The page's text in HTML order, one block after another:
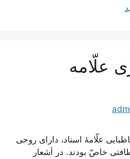
علّامه
علّامۀ استاد، داراى روحی
خاصّ بودند. در اَشعار